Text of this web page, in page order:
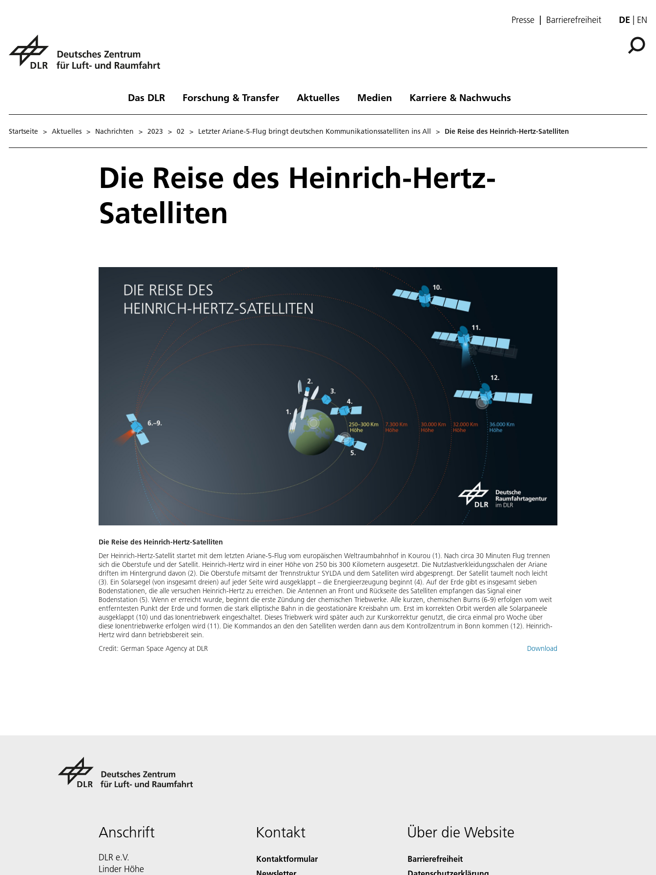
Presse Barrierefreiheit DE EN
Das DLR Forschung & Transfer Aktuelles Medien Karriere & Nachwuchs
Startseite > Aktuelles > Nachrichten > 2023 > 02 > Letzter Ariane-5-Flug bringt deutschen Kommunikationssatelliten ins All > Die Reise des Heinrich-Hertz-Satelliten
Die Reise des Heinrich-Hertz-
Satelliten
Die Reise des Heinrich-Hertz-Satelliten
Der Heinrich-Hertz-Satellit startet mit dem letzten Ariane-5-Flug vom europäischen Weltraumbahnhof in Kourou (1). Nach circa 30 Minuten Flug trennen
sich die Oberstufe und der Satellit. Heinrich-Hertz wird in einer Höhe von 250 bis 300 Kilometern ausgesetzt. Die Nutzlastverkleidungsschalen der Ariane
driften im Hintergrund davon (2). Die Oberstufe mitsamt der Trennstruktur SYLDA und dem Satelliten wird abgesprengt. Der Satellit taumelt noch leicht
(3). Ein Solarsegel (von insgesamt dreien) auf jeder Seite wird ausgeklappt – die Energieerzeugung beginnt (4). Auf der Erde gibt es insgesamt sieben
Bodenstationen, die alle versuchen Heinrich-Hertz zu erreichen. Die Antennen an Front und Rückseite des Satelliten empfangen das Signal einer
Bodenstation (5). Wenn er erreicht wurde, beginnt die erste Zündung der chemischen Triebwerke. Alle kurzen, chemischen Burns (6-9) erfolgen vom weit
entferntesten Punkt der Erde und formen die stark elliptische Bahn in die geostationäre Kreisbahn um. Erst im korrekten Orbit werden alle Solarpaneele
ausgeklappt (10) und das Ionentriebwerk eingeschaltet. Dieses Triebwerk wird später auch zur Kurskorrektur genutzt, die circa einmal pro Woche über
diese Ionentriebwerke erfolgen wird (11). Die Kommandos an den den Satelliten werden dann aus dem Kontrollzentrum in Bonn kommen (12). Heinrich-
Hertz wird dann betriebsbereit sein.
Credit: German Space Agency at DLR Download
Anschrift
DLR e.V.
Linder Höhe
Kontakt
Kontaktformular
Über die Website
Barrierefreiheit